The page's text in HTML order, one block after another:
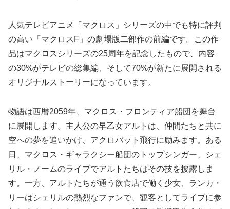
人気テレビアニメ「マクロス」シリーズの中でも特に評判
の高い「マクロスF」の劇場版二部作の前編です。この作
品はマクロスシリーズの25周年を記念したもので、内容
の30%がテレビの総集編、そして70%が新たに展開される
オリジナルストーリーになっています。
物語は西暦2059年、マクロス・フロンティア船団を舞台
に展開します。主人公の早乙女アルトは、仲間たちと共に
空への夢を追いかけ、アクロバット飛行に励みます。ある
日、マクロス・ギャラクシー船団のトップシンガー、シェ
リル・ノームのライブでアルトたちはその技を披露しま
す。一方、アルトたちが通う飲食店で働く少女、ランカ・
リーはシェリルの熱烈なファンで、観客としてライブに参